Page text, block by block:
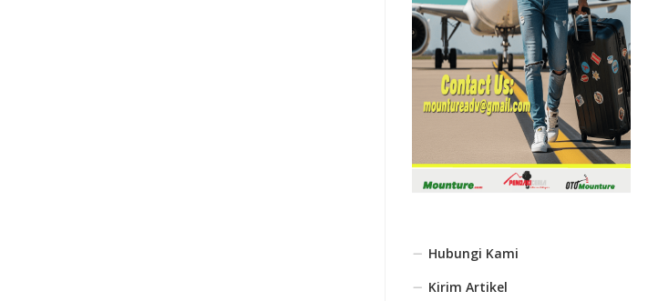
Hubungi Kami
Kirim Artikel